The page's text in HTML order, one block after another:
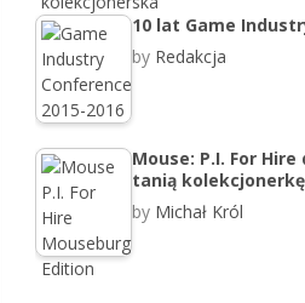
10 lat Game
by Redakcja
Mouse: P.I. For
tanią kolekcjonerkę
by Michał Król